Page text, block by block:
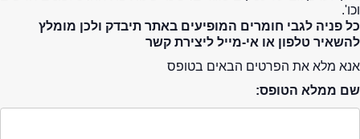
וכו'.
כל פניה לגבי חומרים המופיעים באתר תיבדק ולכן מומלץ
להשאיר טלפון או אי-מייל ליצירת קשר
אנא מלא את הפרטים הבאים בטופס
שם ממלא הטופס: